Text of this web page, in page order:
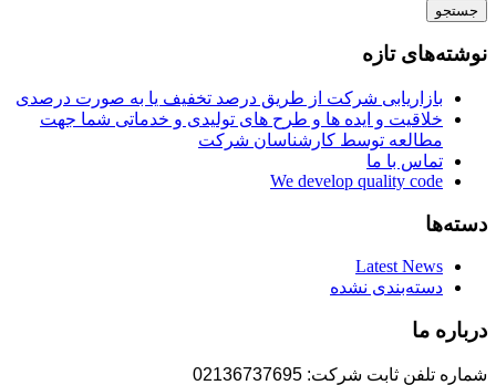
جستجو
نوشته‌های تازه
بازاریابی شرکت از طریق درصد تخفیف یا به صورت درصدی
خلاقیت و ایده ها و طرح های تولیدی و خدماتی شما جهت
مطالعه توسط کارشناسان شرکت
تماس با ما
We develop quality code
دسته‌ها
Latest News
دسته‌بندی نشده
درباره ما
شماره تلفن ثابت شرکت: 02136737695